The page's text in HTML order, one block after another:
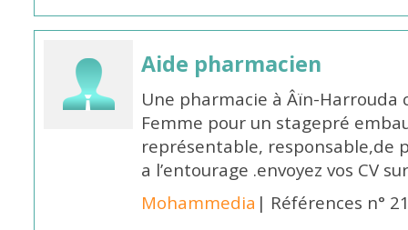
Aide pharmacien
Une pharmacie à Âïn-Harrouda
Femme pour un stagepré
représentable,
a l’entourage .envoyez vos CV
Mohammedia | Références n°